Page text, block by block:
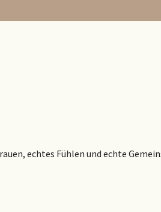
echtes Fühlen und echte